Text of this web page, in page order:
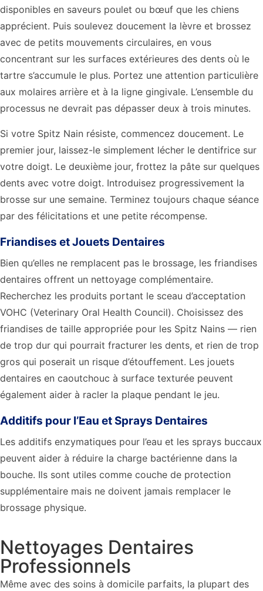
disponibles en saveurs poulet ou bœuf que les chiens
apprécient. Puis soulevez doucement la lèvre et brossez
avec de petits mouvements circulaires, en vous
concentrant sur les surfaces extérieures des dents où le
tartre s’accumule le plus. Portez une attention particulière
aux molaires arrière et à la ligne gingivale. L’ensemble du
processus ne devrait pas dépasser deux à trois minutes.
Si votre Spitz Nain résiste, commencez doucement. Le
premier jour, laissez-le simplement lécher le dentifrice sur
votre doigt. Le deuxième jour, frottez la pâte sur quelques
dents avec votre doigt. Introduisez progressivement la
brosse sur une semaine. Terminez toujours chaque séance
par des félicitations et une petite récompense.
Friandises et Jouets Dentaires
Bien qu’elles ne remplacent pas le brossage, les friandises
dentaires offrent un nettoyage complémentaire.
Recherchez les produits portant le sceau d’acceptation
VOHC (Veterinary Oral Health Council). Choisissez des
friandises de taille appropriée pour les Spitz Nains — rien
de trop dur qui pourrait fracturer les dents, et rien de trop
gros qui poserait un risque d’étouffement. Les jouets
dentaires en caoutchouc à surface texturée peuvent
également aider à racler la plaque pendant le jeu.
Additifs pour l’Eau et Sprays Dentaires
Les additifs enzymatiques pour l’eau et les sprays buccaux
peuvent aider à réduire la charge bactérienne dans la
bouche. Ils sont utiles comme couche de protection
supplémentaire mais ne doivent jamais remplacer le
brossage physique.
Nettoyages Dentaires
Professionnels
Même avec des soins à domicile parfaits, la plupart des